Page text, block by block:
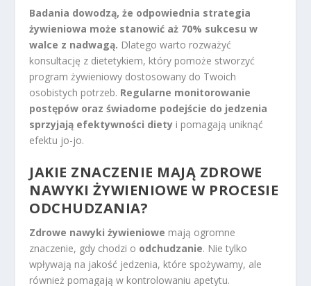
Badania dowodzą, że odpowiednia strategia
żywieniowa może stanowić aż 70% sukcesu w
walce z nadwagą. Dlatego warto rozważyć
konsultację z dietetykiem, który pomoże stworzyć
program żywieniowy dostosowany do Twoich
osobistych potrzeb. Regularne monitorowanie
postępów oraz świadome podejście do jedzenia
sprzyjają efektywności diety i pomagają uniknąć
efektu jo-jo.
JAKIE ZNACZENIE MAJĄ ZDROWE
NAWYKI ŻYWIENIOWE W PROCESIE
ODCHUDZANIA?
Zdrowe nawyki żywieniowe mają ogromne
znaczenie, gdy chodzi o odchudzanie. Nie tylko
wpływają na jakość jedzenia, które spożywamy, ale
również pomagają w kontrolowaniu apetytu.